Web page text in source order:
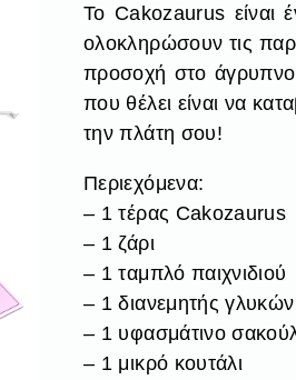
Το Cakozaurus είναι
ολοκληρώσουν τις
προσοχή στο
που θέλει είναι να
την πλάτη σου!
Περιεχόμενα:
– 1 τέρας Cakozaurus
– 1 ζάρι
– 1 ταμπλό παιχνιδιού
– 1 διανεμητής
– 1 υφασμάτινο
– 1 μικρό κουτάλι